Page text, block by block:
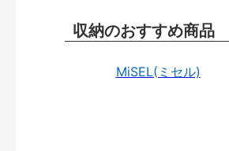
収納のおすすめ商品
MiSEL(ミセル)